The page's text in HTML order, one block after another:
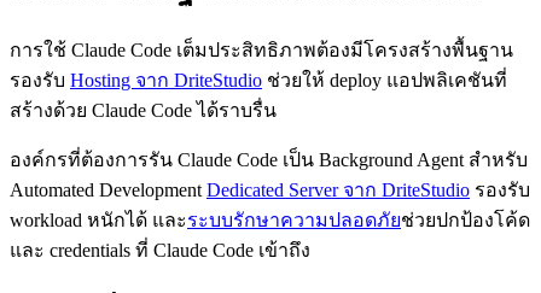
การใช้ Claude Code เต็มประสิทธิภาพต้องมีโครงสร้างพื้นฐาน
รองรับ Hosting จาก DriteStudio ช่วยให้ deploy แอปพลิเคชันที่
สร้างด้วย Claude Code ได้ราบรื่น
องค์กรที่ต้องการรัน Claude Code เป็น Background Agent สำหรับ
Automated DevelopmentDedicated Server จาก DriteStudio รองรับ
workload หนักได้ และระบบรักษาความปลอดภัยช่วยปกป้องโค้ด
และ credentials ที่ Claude Code เข้าถึง